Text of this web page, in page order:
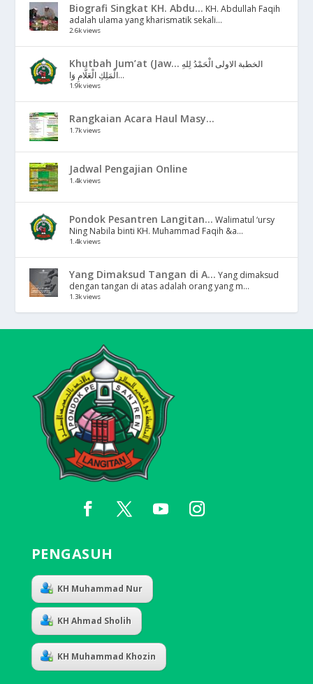
Biografi Singkat KH. Abdu... KH. Abdullah Faqih
adalah ulama yang kharismatik sekali...
2.6k views
Khutbah Jum’at (Jaw... الخطبة الاولى الْحَمْدُ لِلهِ
الْمَلِكِ الْعَلَّامِ وَا...
1.9k views
Rangkaian Acara Haul Masy...
1.7k views
Jadwal Pengajian Online
1.4k views
Pondok Pesantren Langitan... Walimatul ‘ursy
Ning Nabila binti KH. Muhammad Faqih &a...
1.4k views
Yang Dimaksud Tangan di A... Yang dimaksud
dengan tangan di atas adalah orang yang m...
1.3k views
PENGASUH
KH Muhammad Nur
KH Ahmad Sholih
KH Muhammad Khozin